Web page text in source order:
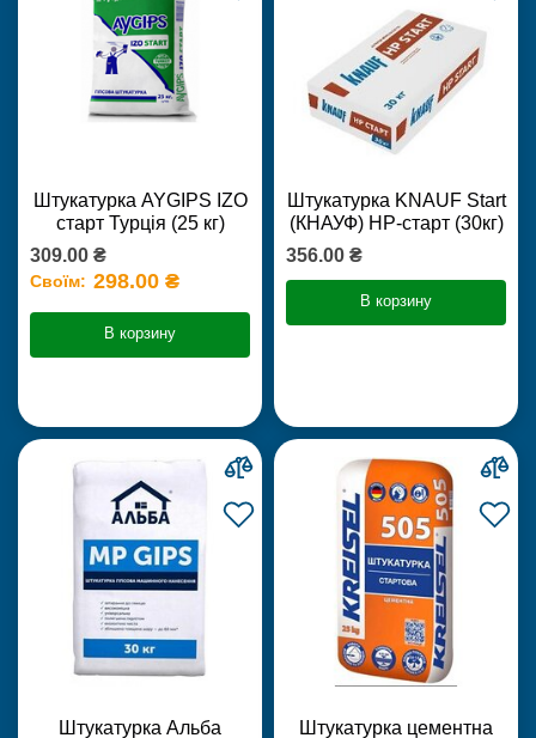
Штукатурка AYGIPS IZO
старт Турція (25 кг)
309.00 ₴
Своїм: 298.00 ₴
В корзину
Штукатурка KNAUF Start
(КНАУФ) НР-старт (30кг)
356.00 ₴
В корзину
Штукатурка Альба
Штукатурка цементна